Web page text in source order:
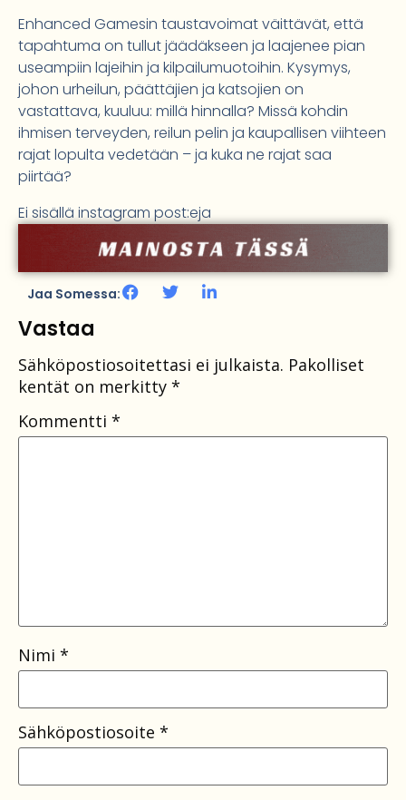
Enhanced Gamesin taustavoimat väittävät, että
tapahtuma on tullut jäädäkseen ja laajenee pian
useampiin lajeihin ja kilpailumuotoihin. Kysymys,
johon urheilun, päättäjien ja katsojien on
vastattava, kuuluu: millä hinnalla? Missä kohdin
ihmisen terveyden, reilun pelin ja kaupallisen viihteen
rajat lopulta vedetään – ja kuka ne rajat saa
piirtää?
Ei sisällä instagram post:eja
Jaa Somessa:
Vastaa
Sähköpostiosoitettasi ei julkaista. Pakolliset
kentät on merkitty *
Kommentti *
Nimi *
Sähköpostiosoite *